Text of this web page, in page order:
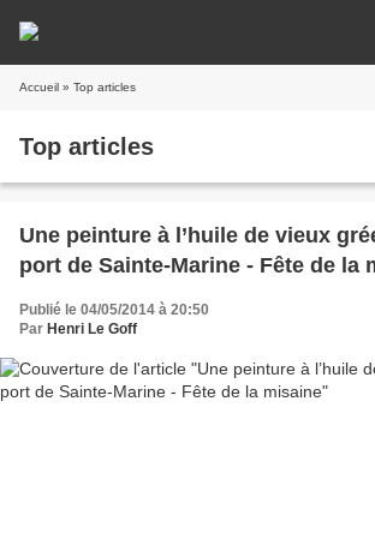
Accueil » Top articles
Top articles
Une peinture à l’huile de vieux
port de Sainte-Marine - Fête de la
Publié le 04/05/2014 à 20:50
Par Henri Le Goff